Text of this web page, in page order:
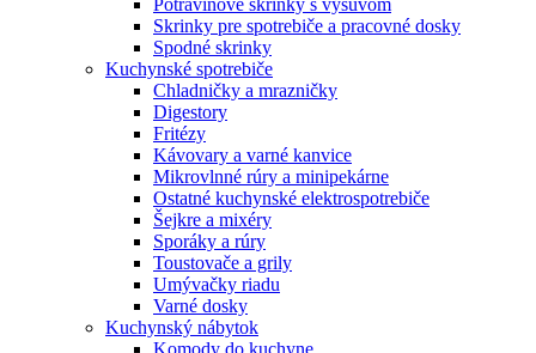
Skrinky pre spotrebiče a pracovné dosky
Spodné skrinky
Kuchynské spotrebiče
Chladničky a mrazničky
Digestory
Fritézy
Kávovary a varné kanvice
Mikrovlnné rúry a minipekárne
Ostatné kuchynské elektrospotrebiče
Šejkre a mixéry
Sporáky a rúry
Toustovače a grily
Umývačky riadu
Varné dosky
Kuchynský nábytok
Komody do kuchyne